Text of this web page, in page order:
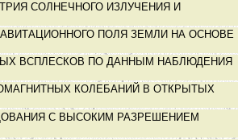
СОЛНЕЧНОГО ИЗЛУЧЕНИЯ И
ПОЛЯ ЗЕМЛИ НА ОСНОВЕ
ВСПЛЕСКОВ ПО ДАННЫМ НАБЛЮДЕНИЯ
КОЛЕБАНИЙ В ОТКРЫТЫХ
С ВЫСОКИМ РАЗРЕШЕНИЕМ